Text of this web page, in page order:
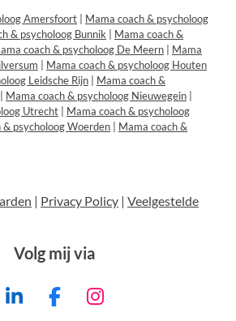
Amersfoort
Mama coach & psycholoog
& psycholoog Bunnik
Mama coach &
coach & psycholoog De Meern
Mama
Mama coach & psycholoog Houten
Leidsche Rijn
Mama coach &
Mama coach & psycholoog Nieuwegein
Utrecht
Mama coach & psycholoog
& psycholoog Woerden
Mama coach &
| Privacy Policy | Veelgestelde
Volg mij via
L
F
I